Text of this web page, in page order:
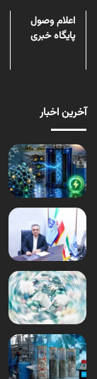
اعلام وصول
پایگاه خبری
آخرین اخبار